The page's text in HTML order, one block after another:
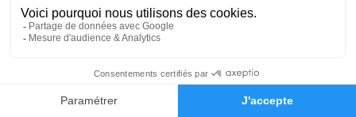
Faire-part Hommages
Cérémonie civile
Salle Omniculte Guillon de Chalon-sur-Saône
71100 Chalon-sur-Saône